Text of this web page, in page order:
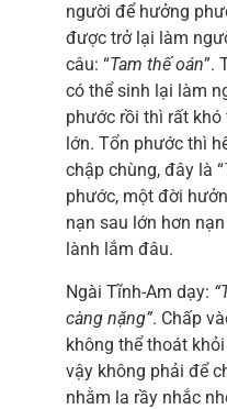
người để hưởng
được trở lại làm
câu: “Tam thế oán”.
có thể sinh lại làm
phước rồi thì rất
lớn. Tổn phước thì
chập chùng, đây là “
phước, một đời
nạn sau lớn hơn
lành lắm đâu.
Ngài Tĩnh-Am dạy:
càng nặng”. Chấp
không thể thoát
vậy không phải để
nhằm la rầy nhắc